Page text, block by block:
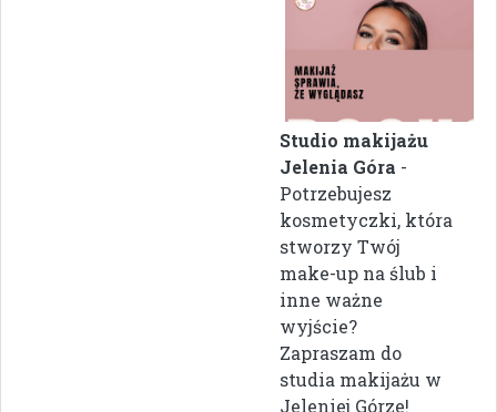
Studio makijażu
Jelenia Góra -
Potrzebujesz
kosmetyczki, która
stworzy Twój
make-up na ślub i
inne ważne
wyjście?
Zapraszam do
studia makijażu w
Jeleniej Górze!